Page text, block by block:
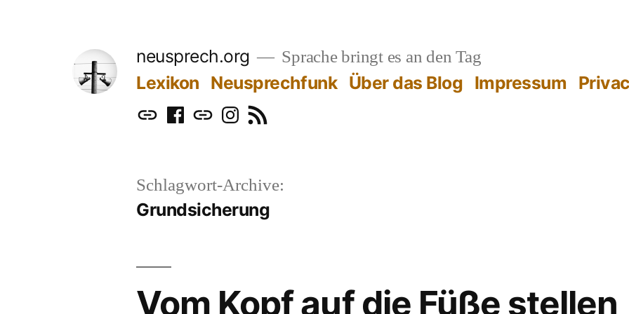
neusprech.org Sprache bringt es an den Tag
Lexikon Neusprechfunk Über das Blog Impressum
MastodonFacebook
BlueskyInstagram
RSS
Schlagwort-Archive:
Grundsicherung
Vom Kopf auf die Füße stellen